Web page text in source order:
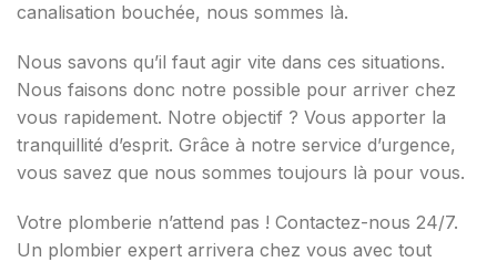
canalisation bouchée, nous sommes là.
Nous savons qu’il faut agir vite dans ces situations.
Nous faisons donc notre possible pour arriver chez
vous rapidement. Notre objectif ? Vous apporter la
tranquillité d’esprit. Grâce à notre service d’urgence,
vous savez que nous sommes toujours là pour vous.
Votre plomberie n’attend pas ! Contactez-nous 24/7.
Un plombier expert arrivera chez vous avec tout